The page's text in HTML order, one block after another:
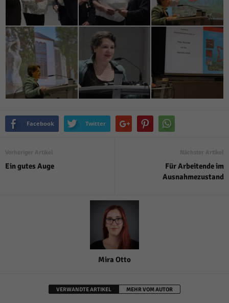
Facebook Twitter
Vorheriger Artikel
Ein gutes Auge
Nächster Artikel
Für Arbeitende im
Ausnahmezustand
Mira Otto
VERWANDTE ARTIKEL MEHR VOM AUTOR